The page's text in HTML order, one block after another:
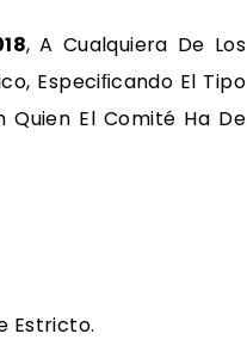
, A Cualquiera De Los
Especiﬁcando El Tipo
Quien El Comité Ha De
Estricto.